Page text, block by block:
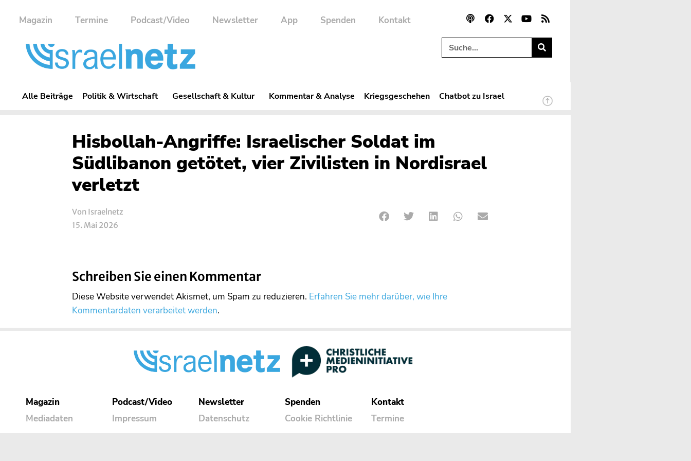
Magazin Termine Podcast/Video Newsletter App Spenden Kontakt
Alle Beiträge Politik & Wirtschaft Gesellschaft & Kultur Kommentar & Analyse Kriegsgeschehen Chatbot zu Israel
Hisbollah-Angriffe: Israelischer Soldat im
Südlibanon getötet, vier Zivilisten in Nordisrael
verletzt
Von Israelnetz
15. Mai 2026
Schreiben Sie einen Kommentar
Diese Website verwendet Akismet, um Spam zu reduzieren. Erfahren Sie mehr darüber, wie Ihre
Kommentardaten verarbeitet werden.
Magazin
Mediadaten
Podcast/Video
Impressum
Newsletter
Datenschutz
Spenden
Cookie Richtlinie
Kontakt
Termine